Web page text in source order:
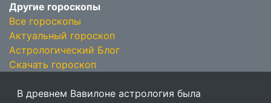
Другие гороскопы
Все гороскопы
Актуальный гороскоп
Астрологический Блог
Скачать гороскоп
В древнем Вавилоне астрология была